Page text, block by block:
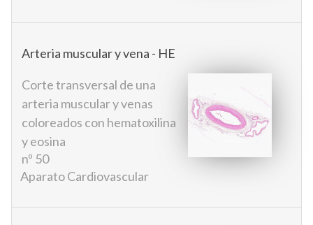
Arteria muscular y vena - HE
Corte transversal de una
arteria muscular y venas
coloreados con hematoxilina
y eosina
nº 50
Aparato Cardiovascular